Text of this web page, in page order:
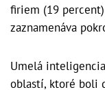
firiem (19
zaznamenáva
Umelá
oblastí, ktoré boli